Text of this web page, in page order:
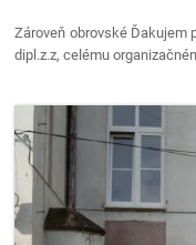
Zároveň obrovské Ďakujem
dipl.z.z, celému